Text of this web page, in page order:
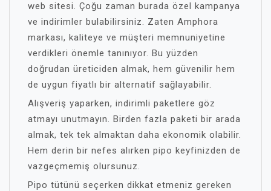
web sitesi. Çoğu zaman burada özel kampanya
ve indirimler bulabilirsiniz. Zaten Amphora
markası, kaliteye ve müşteri memnuniyetine
verdikleri önemle tanınıyor. Bu yüzden
doğrudan üreticiden almak, hem güvenilir hem
de uygun fiyatlı bir alternatif sağlayabilir.
Alışveriş yaparken, indirimli paketlere göz
atmayı unutmayın. Birden fazla paketi bir arada
almak, tek tek almaktan daha ekonomik olabilir.
Hem derin bir nefes alırken pipo keyfinizden de
vazgeçmemiş olursunuz.
Pipo tütünü seçerken dikkat etmeniz gereken